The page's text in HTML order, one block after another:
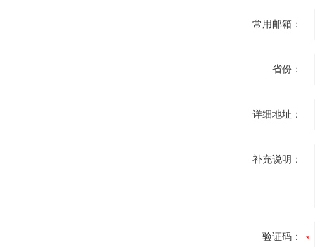
常用邮箱：
省份：
详细地址：
补充说明：
验证码：